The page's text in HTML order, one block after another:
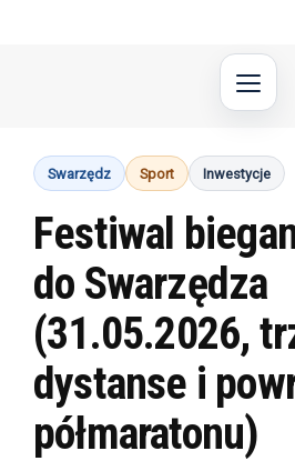
Swarzędz Sport Inwestycje
Festiwal
do Swarzędza
(31.05.2026,
dystanse i
półmaratonu)